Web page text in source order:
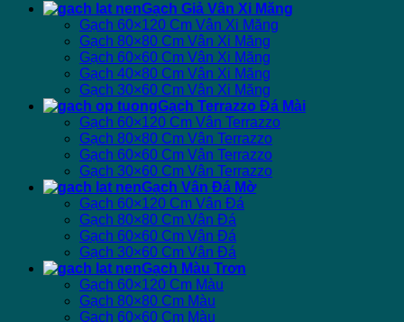
Gạch Giả Vân Xi Măng
Gạch 60×120 Cm Vân Xi Măng
Gạch 80×80 Cm Vân Xi Măng
Gạch 60×60 Cm Vân Xi Măng
Gạch 40×80 Cm Vân Xi Măng
Gạch 30×60 Cm Vân Xi Măng
Gạch Terrazzo Đá Mài
Gạch 60×120 Cm Vân Terrazzo
Gạch 80×80 Cm Vân Terrazzo
Gạch 60×60 Cm Vân Terrazzo
Gạch 30×60 Cm Vân Terrazzo
Gạch Vân Đá Mờ
Gạch 60×120 Cm Vân Đá
Gạch 80×80 Cm Vân Đá
Gạch 60×60 Cm Vân Đá
Gạch 30×60 Cm Vân Đá
Gạch Màu Trơn
Gạch 60×120 Cm Màu
Gạch 80×80 Cm Màu
Gạch 60×60 Cm Màu